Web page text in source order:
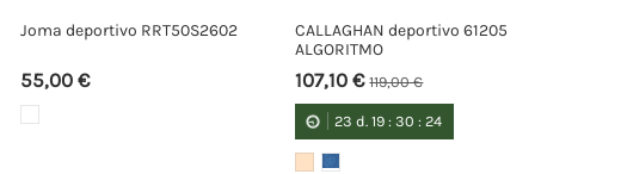
Joma deportivo RRT50S2602
55,00 €
CALLAGHAN deportivo 61205
ALGORITMO
107,10 €119,00 €
23 d. 19: 30 : 23